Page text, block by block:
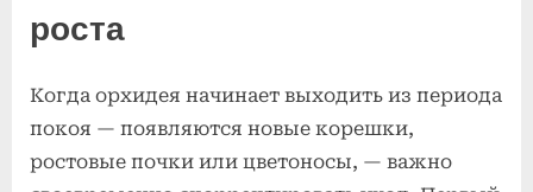
роста
Когда орхидея начинает выходить из периода
покоя — появляются новые корешки,
ростовые почки или цветоносы, — важно